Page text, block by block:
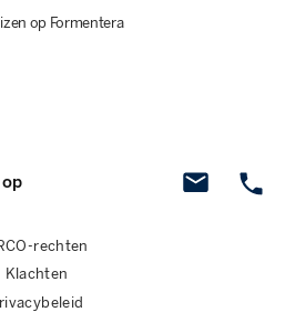
op Formentera
rechten
Klachten